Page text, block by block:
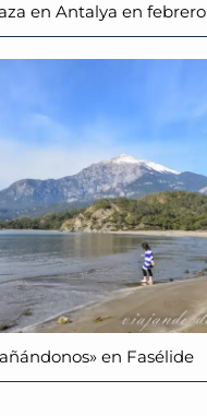
en Antalya en febrero
en Fasélide